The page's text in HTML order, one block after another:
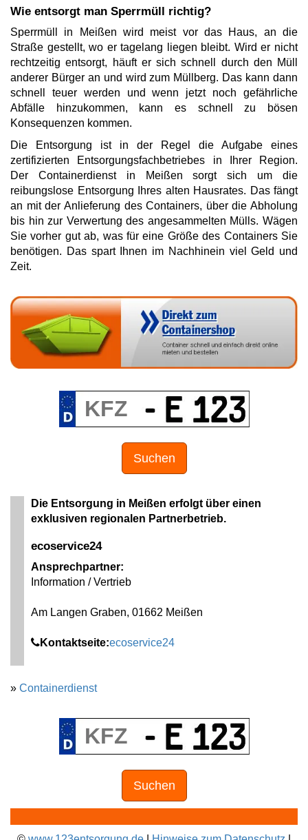
Wie entsorgt man Sperrmüll richtig?
Sperrmüll in Meißen wird meist vor das Haus, an die
Straße gestellt, wo er tagelang liegen bleibt. Wird er nicht
rechtzeitig entsorgt, häuft er sich schnell durch den Müll
anderer Bürger an und wird zum Müllberg. Das kann dann
schnell teuer werden und wenn jetzt noch gefährliche
Abfälle hinzukommen, kann es schnell zu bösen
Konsequenzen kommen.
Die Entsorgung ist in der Regel die Aufgabe eines
zertifizierten Entsorgungsfachbetriebes in Ihrer Region.
Der Containerdienst in Meißen sorgt sich um die
reibungslose Entsorgung Ihres alten Hausrates. Das fängt
an mit der Anlieferung des Containers, über die Abholung
bis hin zur Verwertung des angesammelten Mülls. Wägen
Sie vorher gut ab, was für eine Größe des Containers Sie
benötigen. Das spart Ihnen im Nachhinein viel Geld und
Zeit.
Suchen
Die Entsorgung in Meißen erfolgt über einen
exklusiven regionalen Partnerbetrieb.
ecoservice24
Ansprechpartner:
Information / Vertrieb
Am Langen Graben, 01662 Meißen
Kontaktseite:ecoservice24
» Containerdienst
Suchen